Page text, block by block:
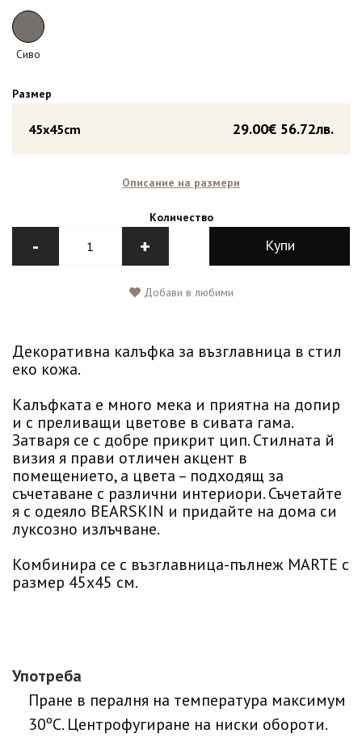
Сиво
Размер
45x45cm 56.72лв.
29.00€
Описание на размери
Количество
- + Купи
Добави в любими
Декоративна калъфка за възглавница в стил
еко кожа.
Калъфката е много мека и приятна на допир
и с преливащи цветове в сивата гама.
Затваря се с добре прикрит цип. Стилната й
визия я прави отличен акцент в
помещението, а цвета – подходящ за
съчетаване с различни интериори. Съчетайте
я с одеяло BEARSKIN и придайте на дома си
луксозно излъчване.
Комбинира се с възглавница-пълнеж MARTE с
размер 45х45 см.
Употреба
Пране в пералня на температура максимум
30ºC. Центрофугиране на ниски обороти.